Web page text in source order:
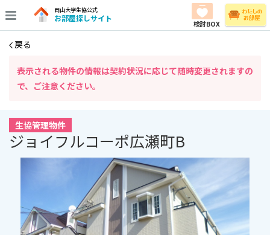
岡山大学生協公式
お部屋探しサイト
検討BOX
戻る
表⽰される物件の情報は契約状況に応じて随時変更されますの
で、ご注意ください。
生協管理物件
ジョイフルコーポ広瀬町B